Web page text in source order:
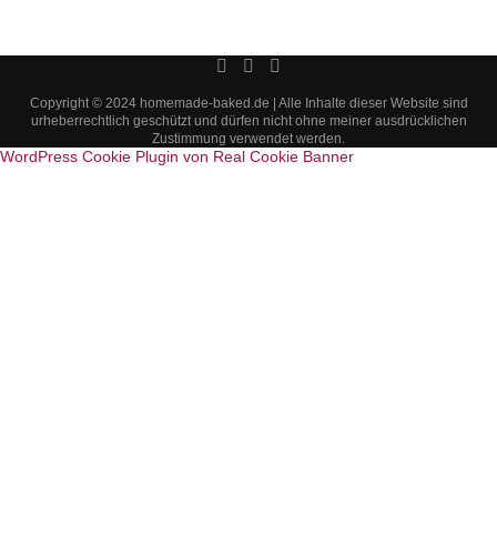
Copyright © 2024 homemade-baked.de | Alle Inhalte dieser Website sind
urheberrechtlich geschützt und dürfen nicht ohne meiner ausdrücklichen
Zustimmung verwendet werden.
WordPress Cookie Plugin von Real Cookie Banner